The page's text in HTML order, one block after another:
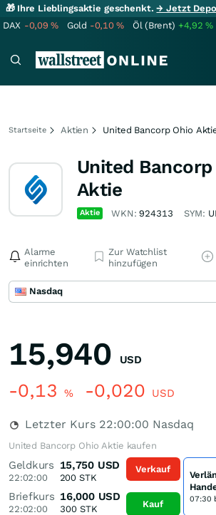
🎁 Ihre Lieblingsaktie geschenkt.→ Jetzt
DAX -0,09% Gold -0,10% Öl (Brent) +4,92%
Startseite Aktien United Bancorp Ohio
United Bancorp
Aktie
Aktie WKN:924313 SYM:
Alarme
einrichten
Zur Watchlist
hinzufügen
Nasdaq
15,940 USD
-0,13 % -0,020 USD
Letzter Kurs 22:00:00 Nasdaq
United Bancorp Ohio Aktie kaufen
Geldkurs
22:02:00
15,750 USD
200 STK
Briefkurs
22:02:00
16,000 USD
300STK
Verkauf
Kauf 07:30